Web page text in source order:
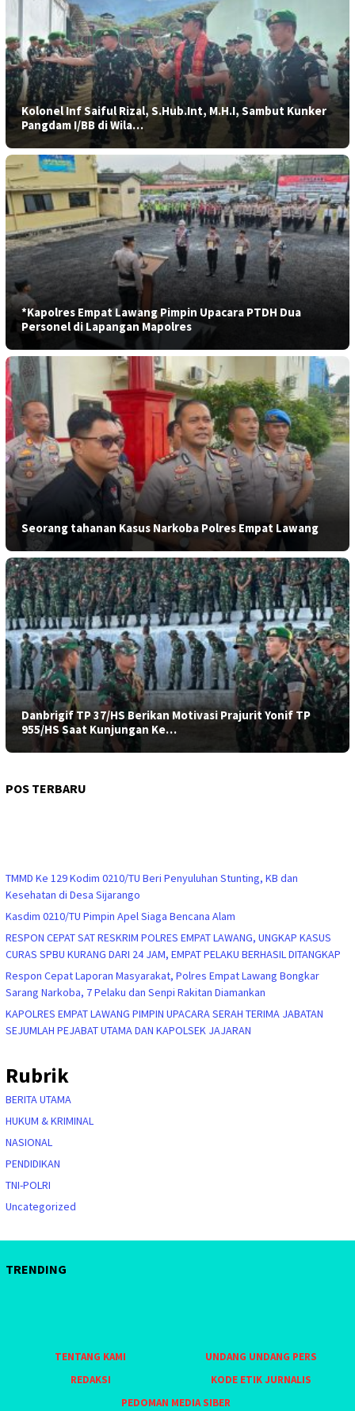
Kolonel Inf Saiful Rizal, S.Hub.Int, M.H.I, Sambut Kunker
Pangdam I/BB di Wila…
*Kapolres Empat Lawang Pimpin Upacara PTDH Dua
Personel di Lapangan Mapolres
Seorang tahanan Kasus Narkoba Polres Empat Lawang
Danbrigif TP 37/HS Berikan Motivasi Prajurit Yonif TP
955/HS Saat Kunjungan Ke…
POS TERBARU
TMMD Ke 129 Kodim 0210/TU Beri Penyuluhan Stunting, KB dan
Kesehatan di Desa Sijarango
Kasdim 0210/TU Pimpin Apel Siaga Bencana Alam
RESPON CEPAT SAT RESKRIM POLRES EMPAT LAWANG, UNGKAP KASUS
CURAS SPBU KURANG DARI 24 JAM, EMPAT PELAKU BERHASIL DITANGKAP
Respon Cepat Laporan Masyarakat, Polres Empat Lawang Bongkar
Sarang Narkoba, 7 Pelaku dan Senpi Rakitan Diamankan
KAPOLRES EMPAT LAWANG PIMPIN UPACARA SERAH TERIMA JABATAN
SEJUMLAH PEJABAT UTAMA DAN KAPOLSEK JAJARAN
Rubrik
BERITA UTAMA
HUKUM & KRIMINAL
NASIONAL
PENDIDIKAN
TNI-POLRI
Uncategorized
TRENDING
TENTANG KAMI
UNDANG UNDANG PERS
REDAKSI
KODE ETIK JURNALIS
PEDOMAN MEDIA SIBER